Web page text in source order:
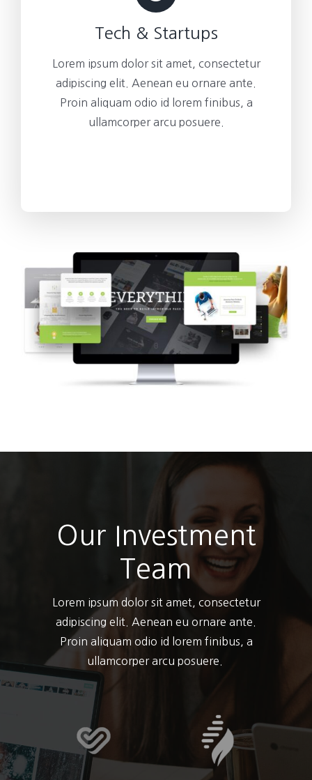
Tech & Startups
Lorem ipsum dolor sit amet, consectetur
adipiscing elit. Aenean eu ornare ante.
Proin aliquam odio id lorem finibus, a
ullamcorper arcu posuere.
Our Investment
Team
Lorem ipsum dolor sit amet, consectetur
adipiscing elit. Aenean eu ornare ante.
Proin aliquam odio id lorem finibus, a
ullamcorper arcu posuere.